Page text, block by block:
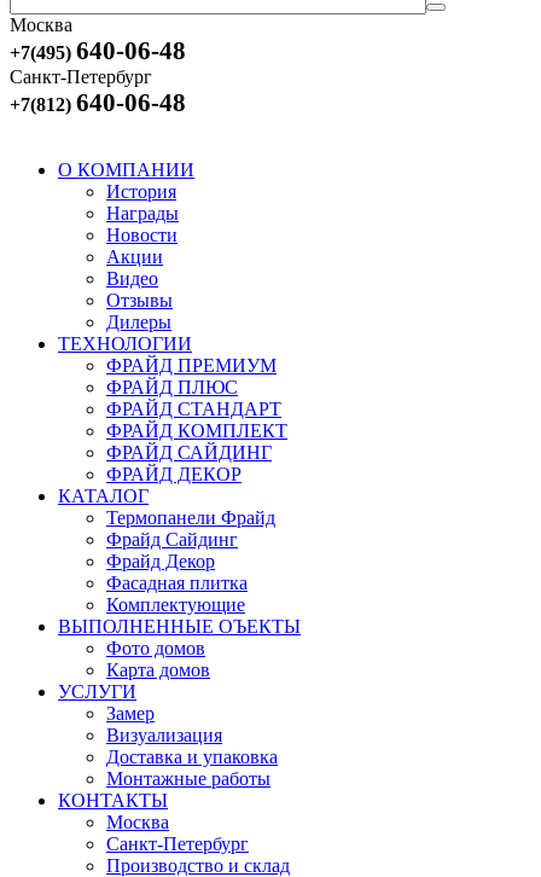
Москва
+7(495) 640-06-48
Санкт-Петербург
+7(812) 640-06-48
О КОМПАНИИ
История
Награды
Новости
Акции
Видео
Отзывы
Дилеры
ТЕХНОЛОГИИ
ФРАЙД ПРЕМИУМ
ФРАЙД ПЛЮС
ФРАЙД СТАНДАРТ
ФРАЙД КОМПЛЕКТ
ФРАЙД САЙДИНГ
ФРАЙД ДЕКОР
КАТАЛОГ
Термопанели Фрайд
Фрайд Сайдинг
Фрайд Декор
Фасадная плитка
Комплектующие
ВЫПОЛНЕННЫЕ ОЪЕКТЫ
Фото домов
Карта домов
УСЛУГИ
Замер
Визуализация
Доставка и упаковка
Монтажные работы
КОНТАКТЫ
Москва
Санкт-Петербург
Производство и склад